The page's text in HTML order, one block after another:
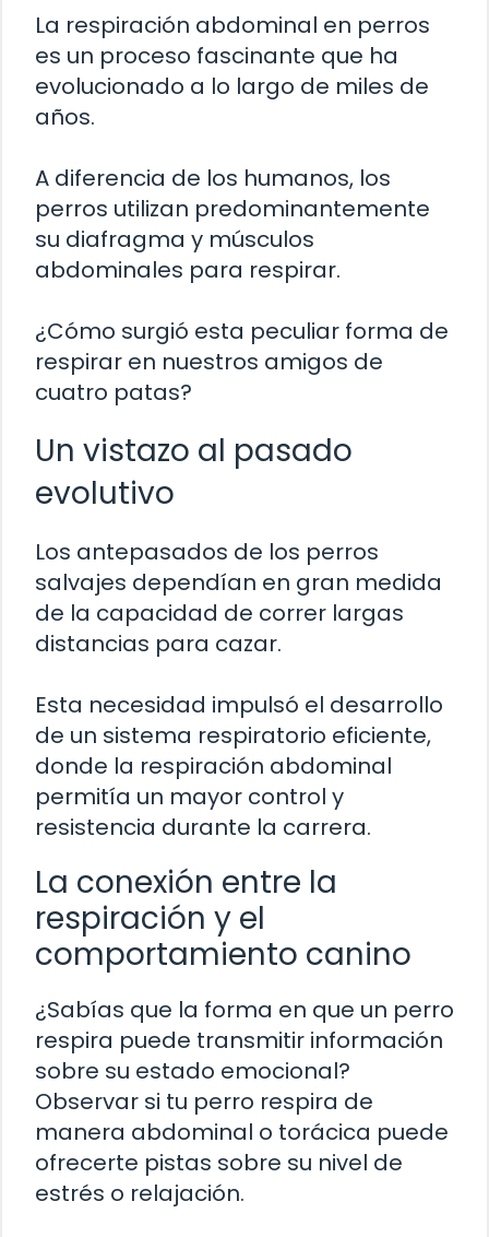
La respiración abdominal en perros
es un proceso fascinante que ha
evolucionado a lo largo de miles de
años.
A diferencia de los humanos, los
perros utilizan predominantemente
su diafragma y músculos
abdominales para respirar.
¿Cómo surgió esta peculiar forma de
respirar en nuestros amigos de
cuatro patas?
Un vistazo al pasado
evolutivo
Los antepasados de los perros
salvajes dependían en gran medida
de la capacidad de correr largas
distancias para cazar.
Esta necesidad impulsó el desarrollo
de un sistema respiratorio eficiente,
donde la respiración abdominal
permitía un mayor control y
resistencia durante la carrera.
La conexión entre la
respiración y el
comportamiento canino
¿Sabías que la forma en que un perro
respira puede transmitir información
sobre su estado emocional?
Observar si tu perro respira de
manera abdominal o torácica puede
ofrecerte pistas sobre su nivel de
estrés o relajación.